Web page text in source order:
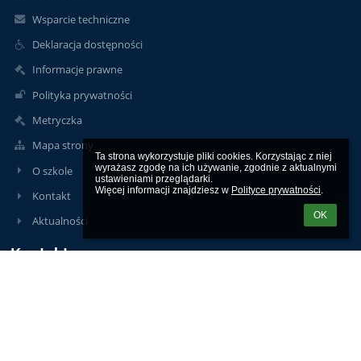
Ta strona wykorzystuje pliki cookies. Korzystając z niej
wyrażasz zgodę na ich używanie, zgodnie z aktualnymi
ustawieniami przeglądarki.
Więcej informacji znajdziesz w Polityce prywatności.
OK
Wsparcie techniczne
Deklaracja dostępności
Informacje prawne
Polityka prywatności
Metryczka
Mapa strony
O szkole
Kontakt
Aktualności
Kontakty